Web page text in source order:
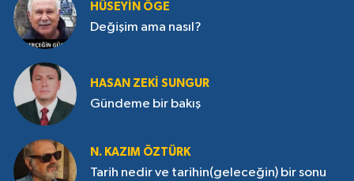
HÜSEYIN ÖGE
Değişim ama nasıl?
HASAN ZEKI SUNGUR
Gündeme bir bakış
N. KAZIM ÖZTÜRK
Tarih nedir ve tarihin(geleceğin) bir sonu